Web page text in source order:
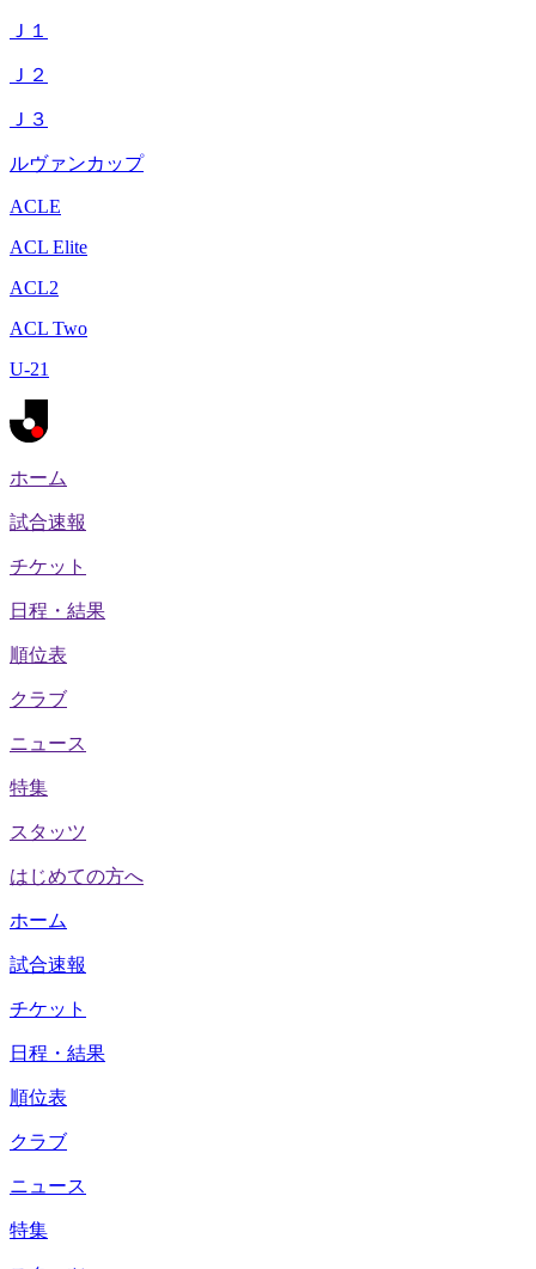
Ｊ１
Ｊ２
Ｊ３
ルヴァンカップ
ACLE
ACL Elite
ACL2
ACL Two
U-21
ホーム
試合速報
チケット
日程・結果
順位表
クラブ
ニュース
特集
スタッツ
はじめての方へ
ホーム
試合速報
チケット
日程・結果
順位表
クラブ
ニュース
特集